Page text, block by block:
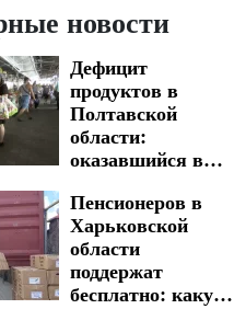
новости
Дефицит
продуктов в
Полтавской
области:
оказавшийся в
Пенсионеров в
Харьковской
области
поддержат
бесплатно: какую